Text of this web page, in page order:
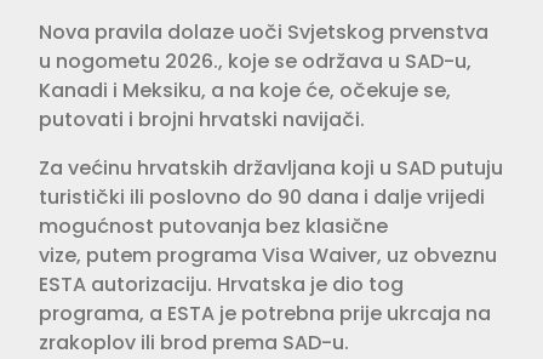
Nova pravila dolaze uoči Svjetskog prvenstva
u nogometu 2026., koje se održava u SAD-u,
Kanadi i Meksiku, a na koje će, očekuje se,
putovati i brojni hrvatski navijači.
Za većinu hrvatskih državljana koji u SAD putuju
turistički ili poslovno do 90 dana i dalje vrijedi
mogućnost putovanja bez klasične
vize, putem programa Visa Waiver, uz obveznu
ESTA autorizaciju. Hrvatska je dio tog
programa, a ESTA je potrebna prije ukrcaja na
zrakoplov ili brod prema SAD-u.